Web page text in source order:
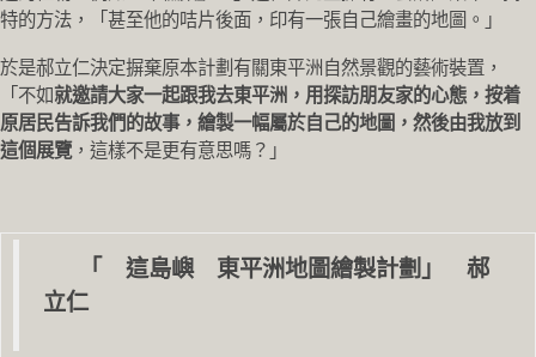
特的方法，「甚至他的咭片後面，印有一張自己繪畫的地圖。」
於是郝立仁決定摒棄原本計劃有關東平洲自然景觀的藝術裝置，
「不如就邀請大家一起跟我去東平洲，用探訪朋友家的心態，按着
原居民告訴我們的故事，繪製一幅屬於自己的地圖，然後由我放到
這個展覽，這樣不是更有意思嗎？」
「 這島嶼 東平洲地圖繪製計劃」 郝
立仁